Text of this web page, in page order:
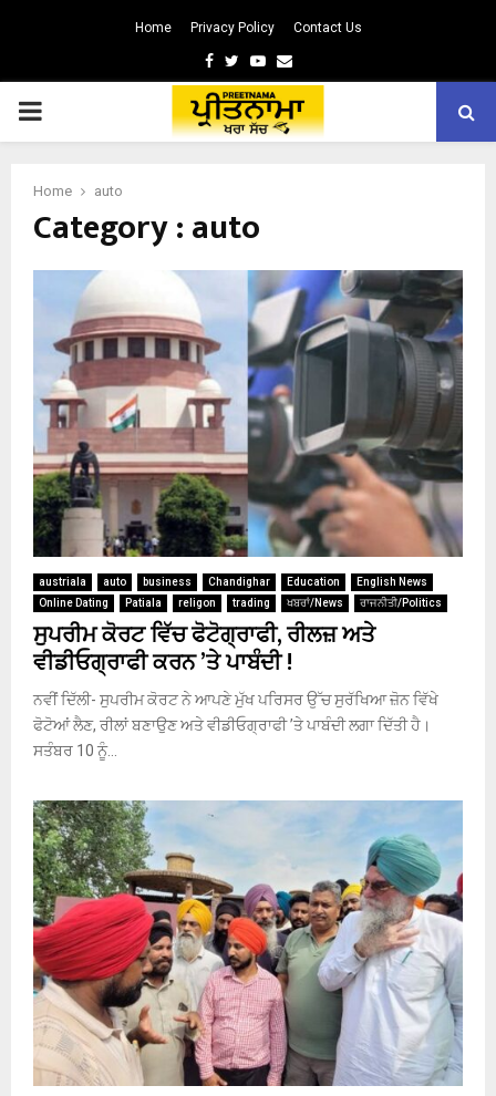
Home Privacy Policy Contact Us
Facebook
TwitterYoutube
Email
PRIMARY
Home auto
Category : auto
austriala auto business Chandighar Education
English News
Online Dating
Patiala religon trading ਖਬਰਾਂ/News ਰਾਜਨੀਤੀ/Politics
ਸੁਪਰੀਮ ਕੋਰਟ ਵਿੱਚ ਫੋਟੋਗ੍ਰਾਫੀ, ਰੀਲਜ਼ ਅਤੇ
ਵੀਡੀਓਗ੍ਰਾਫੀ ਕਰਨ ’ਤੇ ਪਾਬੰਦੀ !
ਨਵੀਂ ਦਿੱਲੀ- ਸੁਪਰੀਮ ਕੋਰਟ ਨੇ ਆਪਣੇ ਮੁੱਖ ਪਰਿਸਰ ਉੱਚ ਸੁਰੱਖਿਆ ਜ਼ੋਨ ਵਿੱਖੇ
ਫੋਟੋਆਂ ਲੈਣ, ਰੀਲਾਂ ਬਣਾਉਣ ਅਤੇ ਵੀਡੀਓਗ੍ਰਾਫੀ ’ਤੇ ਪਾਬੰਦੀ ਲਗਾ ਦਿੱਤੀ ਹੈ।
ਸਤੰਬਰ 10 ਨੂੰ...